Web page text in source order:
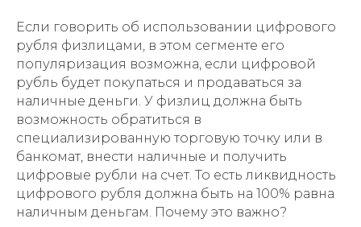
Если говорить об использовании цифрового
рубля физлицами, в этом сегменте его
популяризация возможна, если цифровой
рубль будет покупаться и продаваться за
наличные деньги. У физлиц должна быть
возможность обратиться в
специализированную торговую точку или в
банкомат, внести наличные и получить
цифровые рубли на счет. То есть ликвидность
цифрового рубля должна быть на 100% равна
наличным деньгам. Почему это важно?